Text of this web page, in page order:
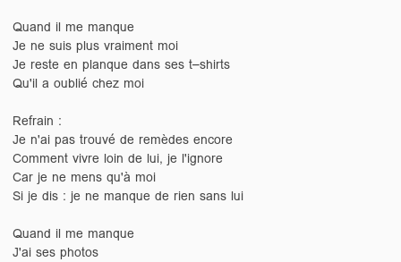
Quand il me manque
Je ne suis plus vraiment moi
Je reste en planque dans ses t–shirts
Qu'il a oublié chez moi
Refrain :
Je n'ai pas trouvé de remèdes encore
Comment vivre loin de lui, je l'ignore
Car je ne mens qu'à moi
Si je dis : je ne manque de rien sans lui
Quand il me manque
J'ai ses photos